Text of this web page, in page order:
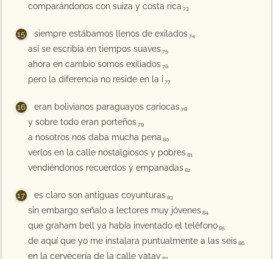
comparándonos con suiza y costa rica 73
siempre estábamos llenos de exilados 74
así se escribía en tiempos suaves 75
ahora en cambio somos exiliados 76
pero la diferencia no reside en la i 77
eran bolivianos paraguayos cariocas 78
y sobre todo eran porteños 79
a nosotros nos daba mucha pena 80
verlos en la calle nostalgiosos y pobres 81
vendiéndonos recuerdos y empanadas 82
es claro son antiguas coyunturas 83
sin embargo señalo a lectores muy jóvenes 84
que graham bell ya había inventado el teléfono 85
de aquí que yo me instalara puntualmente a las seis 86
en la cervecería de la calle yatay